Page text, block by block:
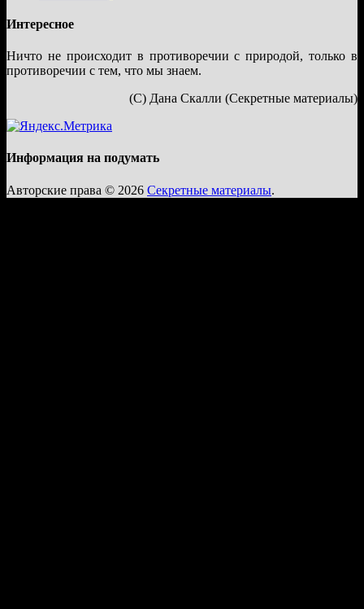
Интересное
Ничто не происходит в противоречии с природой, только в
противоречии с тем, что мы знаем.
(С) Дана Скалли (Секретные материалы)
Информация на подумать
Авторские права © 2026 Секретные материалы.